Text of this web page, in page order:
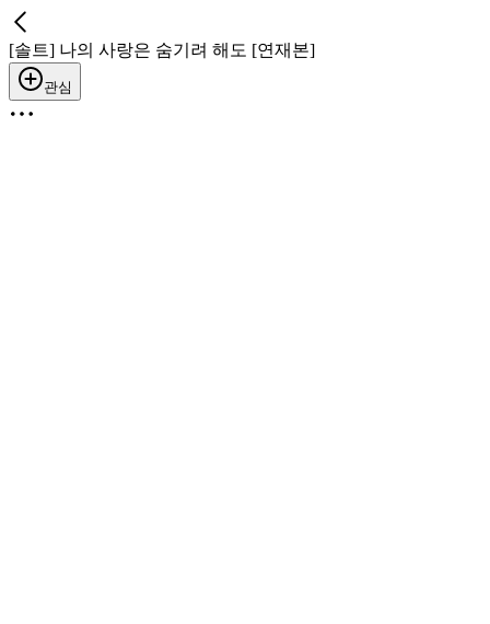
[솔트] 나의 사랑은 숨기려 해도 [연재본]
관심